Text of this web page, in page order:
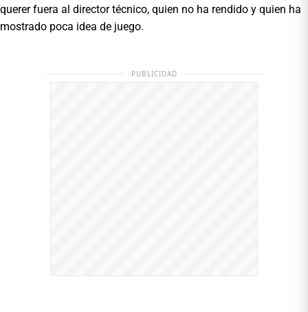
querer fuera al director técnico, quien no ha rendido y quien ha
mostrado poca idea de juego.
PUBLICIDAD